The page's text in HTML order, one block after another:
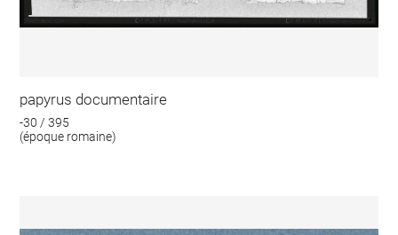
papyrus documentaire
-30 / 395
(époque romaine)